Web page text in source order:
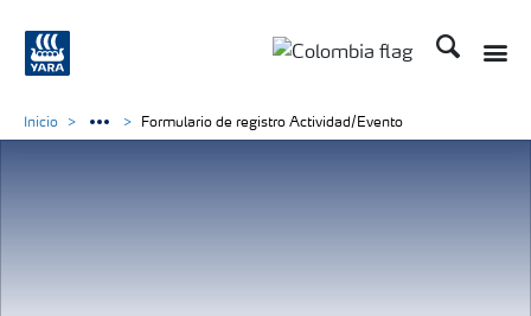
Buscar
Inicio Formulario de registro Actividad/Evento